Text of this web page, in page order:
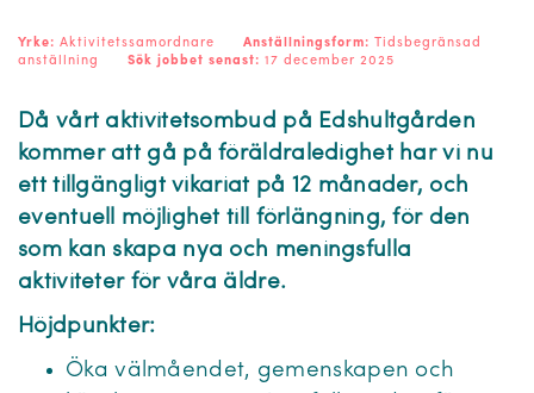
Yrke: Aktivitetssamordnare Anställningsform:
Tidsbegränsad
anställning
Sök jobbet senast: 17 december 2025
Då vårt aktivitetsombud på Edshultgården
kommer att gå på föräldraledighet har vi nu
ett tillgängligt vikariat på 12 månader, och
eventuell möjlighet till förlängning, för den
som kan skapa nya och meningsfulla
aktiviteter för våra äldre.
Höjdpunkter:
Öka välmåendet, gemenskapen och